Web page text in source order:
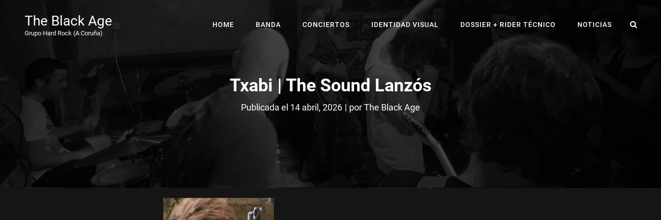
The Black Age
Grupo Hard Rock (A Coruña)
HOME BANDA CONCIERTOS IDENTIDAD VISUAL DOSSIER + RIDER TÉCNICO NOTICIAS
Txabi | The Sound Lanzós
Publicada el 14 abril, 2026 | porByline
The Black Age